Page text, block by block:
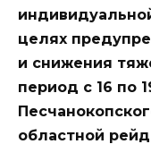
целях
и снижения
период с 16 по
областной